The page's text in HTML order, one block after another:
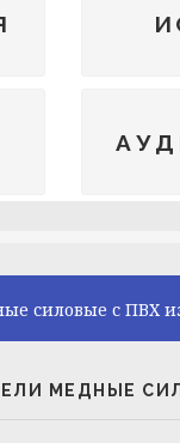
силовые с ПВХ
МЕДНЫЕ